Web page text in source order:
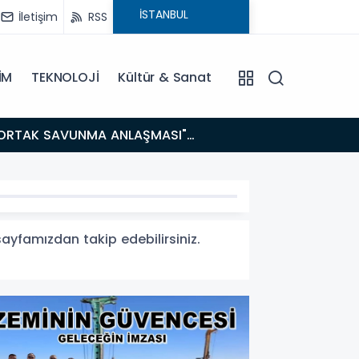
İletişim RSS
TEKNOLOJİ Kültür & Sanat
Uyanacağız"
takip edebilirsiniz.